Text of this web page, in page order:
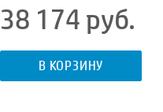
38 174 руб.
В КОРЗИНУ